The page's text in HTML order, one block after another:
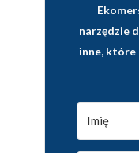
narzędzie
inne, które